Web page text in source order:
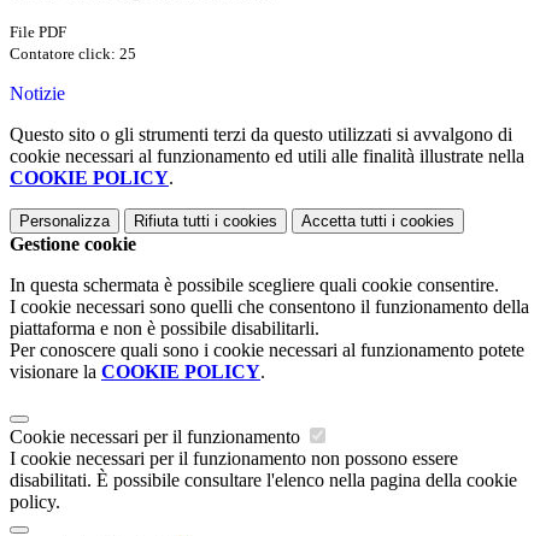
File PDF
Contatore click: 25
Notizie
Questo sito o gli strumenti terzi da questo utilizzati si avvalgono di
cookie necessari al funzionamento ed utili alle finalità illustrate nella
COOKIE POLICY.
Personalizza Rifiuta tutti i cookies Accetta tutti i cookies
Gestione cookie
In questa schermata è possibile scegliere quali cookie consentire.
I cookie necessari sono quelli che consentono il funzionamento della
piattaforma e non è possibile disabilitarli.
Per conoscere quali sono i cookie necessari al funzionamento potete
visionare la COOKIE POLICY.
Cookie necessari per il funzionamento
I cookie necessari per il funzionamento non possono essere
disabilitati. È possibile consultare l'elenco nella pagina della cookie
policy.